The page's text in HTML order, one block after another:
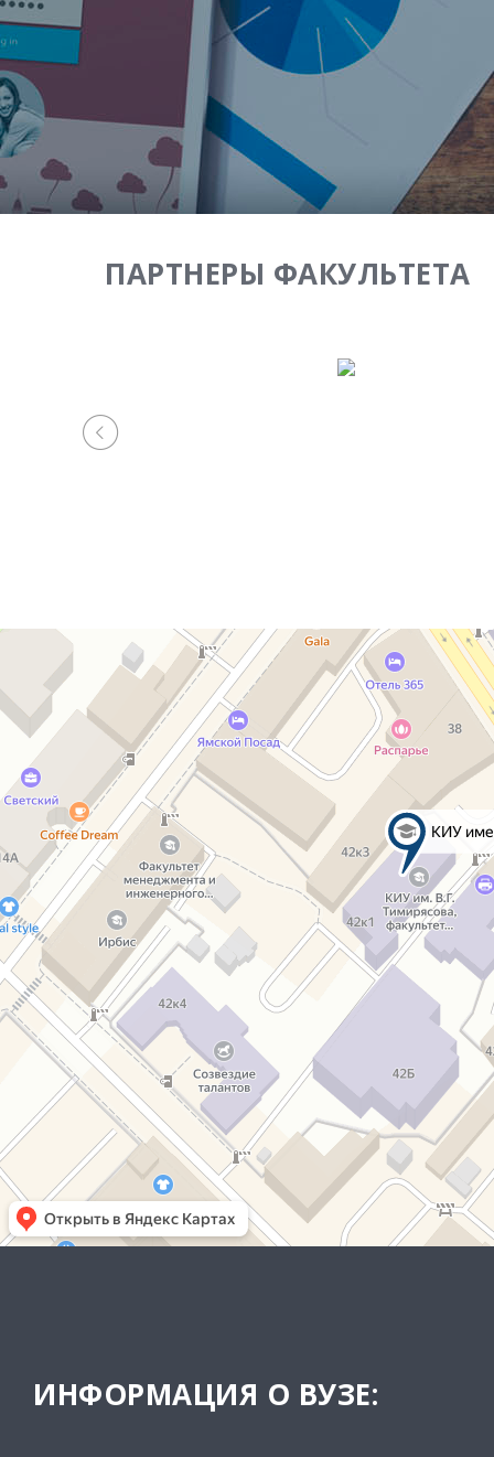
ПАРТНЕРЫ ФАКУЛЬТЕТА
ИНФОРМАЦИЯ О ВУЗЕ: